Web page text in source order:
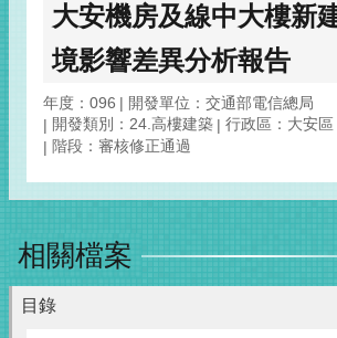
大安機房及線中大樓新
境影響差異分析報告
年度：096
開發單位：交通部電信總局
開發類別：24.高樓建築
行政區：大安區
階段：審核修正通過
相關檔案
目錄